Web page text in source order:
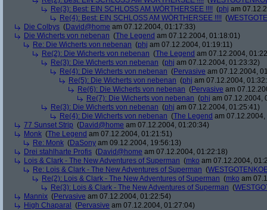
Re(3): Best: EIN SCHLOSS AM WÖRTHERSEE !!!! (phj am
Re(4): Best: EIN SCHLOSS AM WÖRTHERSEE !!!! (
Die Colbys (David@home am 07.12.2004, 01:17:33)
Die Wicherts von nebenan (The Legend am 07.12.2004, 01:18:01)
Re: Die Wicherts von nebenan (phj am 07.12.2004, 01:19:11)
Re(2): Die Wicherts von nebenan (The Legend am 07.12.2004,
Re(3): Die Wicherts von nebenan (phj am 07.12.2004, 01:23:32)
Re(4): Die Wicherts von nebenan (Pervasive am 07.12.2004,
Re(5): Die Wicherts von nebenan (phj am 07.12.2004,
Re(6): Die Wicherts von nebenan (Pervasive am
Re(7): Die Wicherts von nebenan (phj am 07.12.2004,
Re(3): Die Wicherts von nebenan (phj am 07.12.2004, 01:25:41)
Re(4): Die Wicherts von nebenan (The Legend am
77 Sunset Strip (David@home am 07.12.2004, 01:20:34)
Monk (The Legend am 07.12.2004, 01:21:51)
Re: Monk (DaSony am 09.12.2004, 19:56:13)
Drei stahlharte Profis (David@home am 07.12.2004, 01:22:18)
Lois & Clark - The New Adventures of Superman (mko am 07.12.2004,
Re: Lois & Clark - The New Adventures of Superman (
Re(2): Lois & Clark - The New Adventures of Superman (mko am
Re(3): Lois & Clark - The New Adventures of Superman (
Mannix (Pervasive am 07.12.2004, 01:22:54)
High Chaparal
(Pervasive am 07.12.2004, 01:27:04)